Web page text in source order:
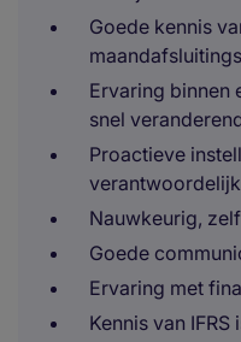
Goede kennis
Ervaring binnen
snel
Proactieve
Nauwkeurig,
Goede
Ervaring met
Kennis van IFRS